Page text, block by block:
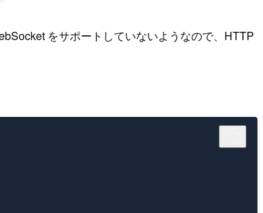
をサポートしていないようなので、HTTP